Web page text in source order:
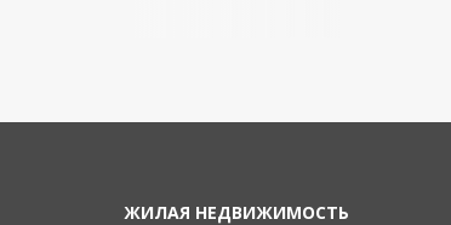
ЖИЛАЯ НЕДВИЖИМОСТЬ